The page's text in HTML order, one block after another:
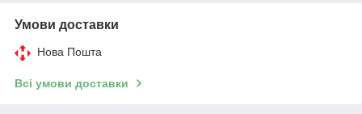
Умови доставки
Нова Пошта
Всі умови доставки